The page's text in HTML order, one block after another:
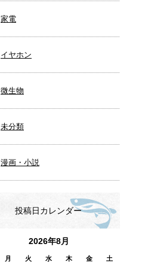
家電
イヤホン
微生物
未分類
漫画・小説
投稿日カレンダー
2026年8月
月 火 水 木 金 土